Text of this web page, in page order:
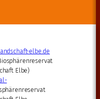
elbe.de
Elbe)